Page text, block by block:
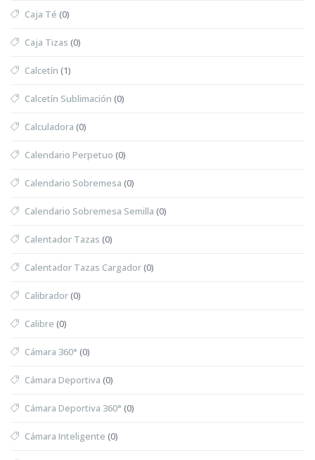
Caja Té (0)
Caja Tizas (0)
Calcetín (1)
Calcetín Sublimación (0)
Calculadora (0)
Calendario Perpetuo (0)
Calendario Sobremesa (0)
Calendario Sobremesa Semilla (0)
Calentador Tazas (0)
Calentador Tazas Cargador(0)
Calibrador(0)
Calibre (0)
Cámara 360° (0)
Cámara Deportiva (0)
Cámara Deportiva 360° (0)
Cámara Inteligente (0)